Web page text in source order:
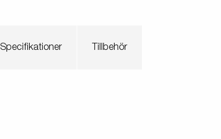
Specifikationer Tillbehör